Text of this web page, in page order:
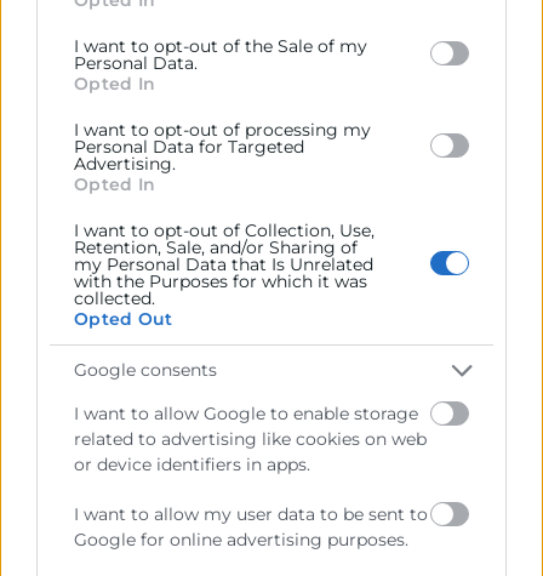
below specified purposes in below Google consent
section.
I want to opt-out of the Sale of my
Personal Data.
Opted In
I want to opt-out of processing my
Personal Data for Targeted
Advertising.
Opted In
I want to opt-out of Collection, Use,
Retention, Sale, and/or Sharing of
my Personal Data that Is Unrelated
with the Purposes for which it was
collected.
Opted Out
Google consents
I want to allow Google to enable storage
related to advertising like cookies on web
or device identifiers in apps.
I want to allow my user data to be sent to
Google for online advertising purposes.
Contacto
Dpto. Jurídico
Certificados
certificados@camaravalencia.com